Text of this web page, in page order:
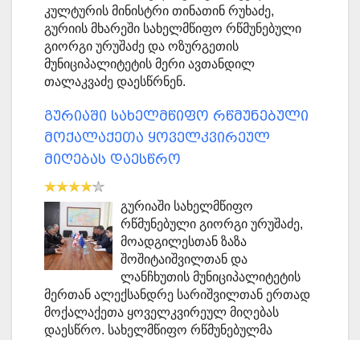
კულტურის მინისტრი თინათინ რუხაძე,
გურიის მხარეში სახელმწიფო რწმუნებული
გიორგი ურუშაძე და ოზურგეთის
მუნიციპალიტეტის მერი ავთანდილ
თალაკვაძე დაესწრნენ.
გურიაში სახელმწიფო რწმუნებული
მოქალაქეთა ყოველკვირეულ
მიღებას დაესწრო
გურიაში სახელმწიფო
რწმუნებული გიორგი ურუშაძე,
მოადგილესთან ზაზა
შოშიტაიშვილთან და
ლანჩხუთის მუნიციპალიტეტის
მერთან ალექსანდრე სარიშვილთან ერთად
მოქალაქეთა ყოველკვირეულ მიღებას
დაესწრო. სახელმწიფო რწმუნებულმა